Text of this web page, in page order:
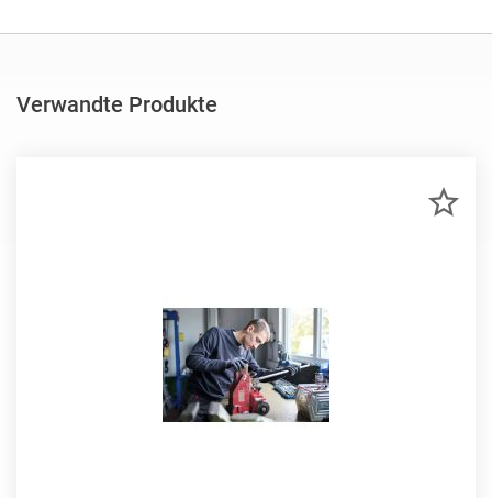
Verwandte Produkte